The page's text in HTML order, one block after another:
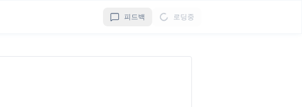
피드백 로딩중